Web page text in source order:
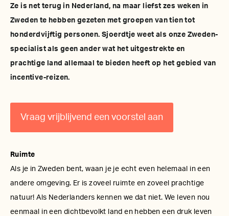
Ze is net terug in Nederland, na maar liefst zes weken in
Zweden te hebben gezeten met groepen van tien tot
honderdvijftig personen. Sjoerdtje weet als onze Zweden-
specialist als geen ander wat het uitgestrekte en
prachtige land allemaal te bieden heeft op het gebied van
incentive-reizen.
Vraag vrijblijvend een voorstel aan
Ruimte
Als je in Zweden bent, waan je je echt even helemaal in een
andere omgeving. Er is zoveel ruimte en zoveel prachtige
natuur! Als Nederlanders kennen we dat niet. We leven nou
eenmaal in een dichtbevolkt land en hebben een druk leven